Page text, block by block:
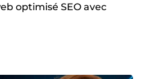
optimisé SEO avec